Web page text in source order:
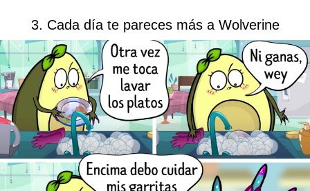
3. Cada día te pareces más a Wolverine